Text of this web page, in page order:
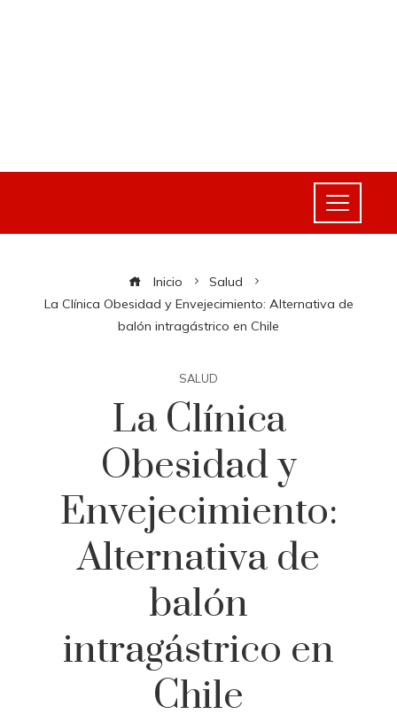
Inicio
Salud
La Clínica Obesidad y Envejecimiento: Alternativa de
balón intragástrico en Chile
SALUD
La Clínica
Obesidad y
Envejecimiento:
Alternativa de
balón
intragástrico en
Chile